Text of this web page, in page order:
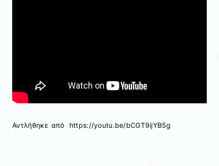
Αντλήθηκε από https://youtu.be/bCGT9ijYB5g